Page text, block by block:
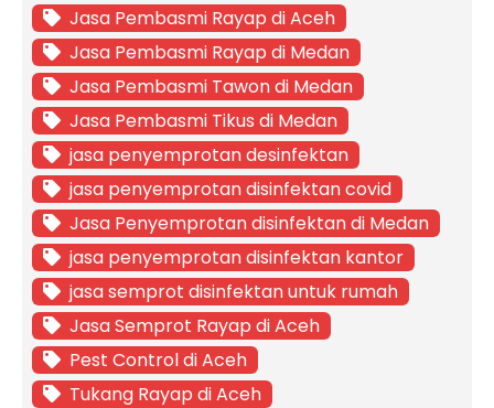
Jasa Pembasmi Rayap di Aceh
Jasa Pembasmi Rayap di Medan
Jasa Pembasmi Tawon di Medan
Jasa Pembasmi Tikus di Medan
jasa penyemprotan desinfektan
jasa penyemprotan disinfektan covid
Jasa Penyemprotan disinfektan di Medan
jasa penyemprotan disinfektan kantor
jasa semprot disinfektan untuk rumah
Jasa Semprot Rayap di Aceh
Pest Control di Aceh
Tukang Rayap di Aceh